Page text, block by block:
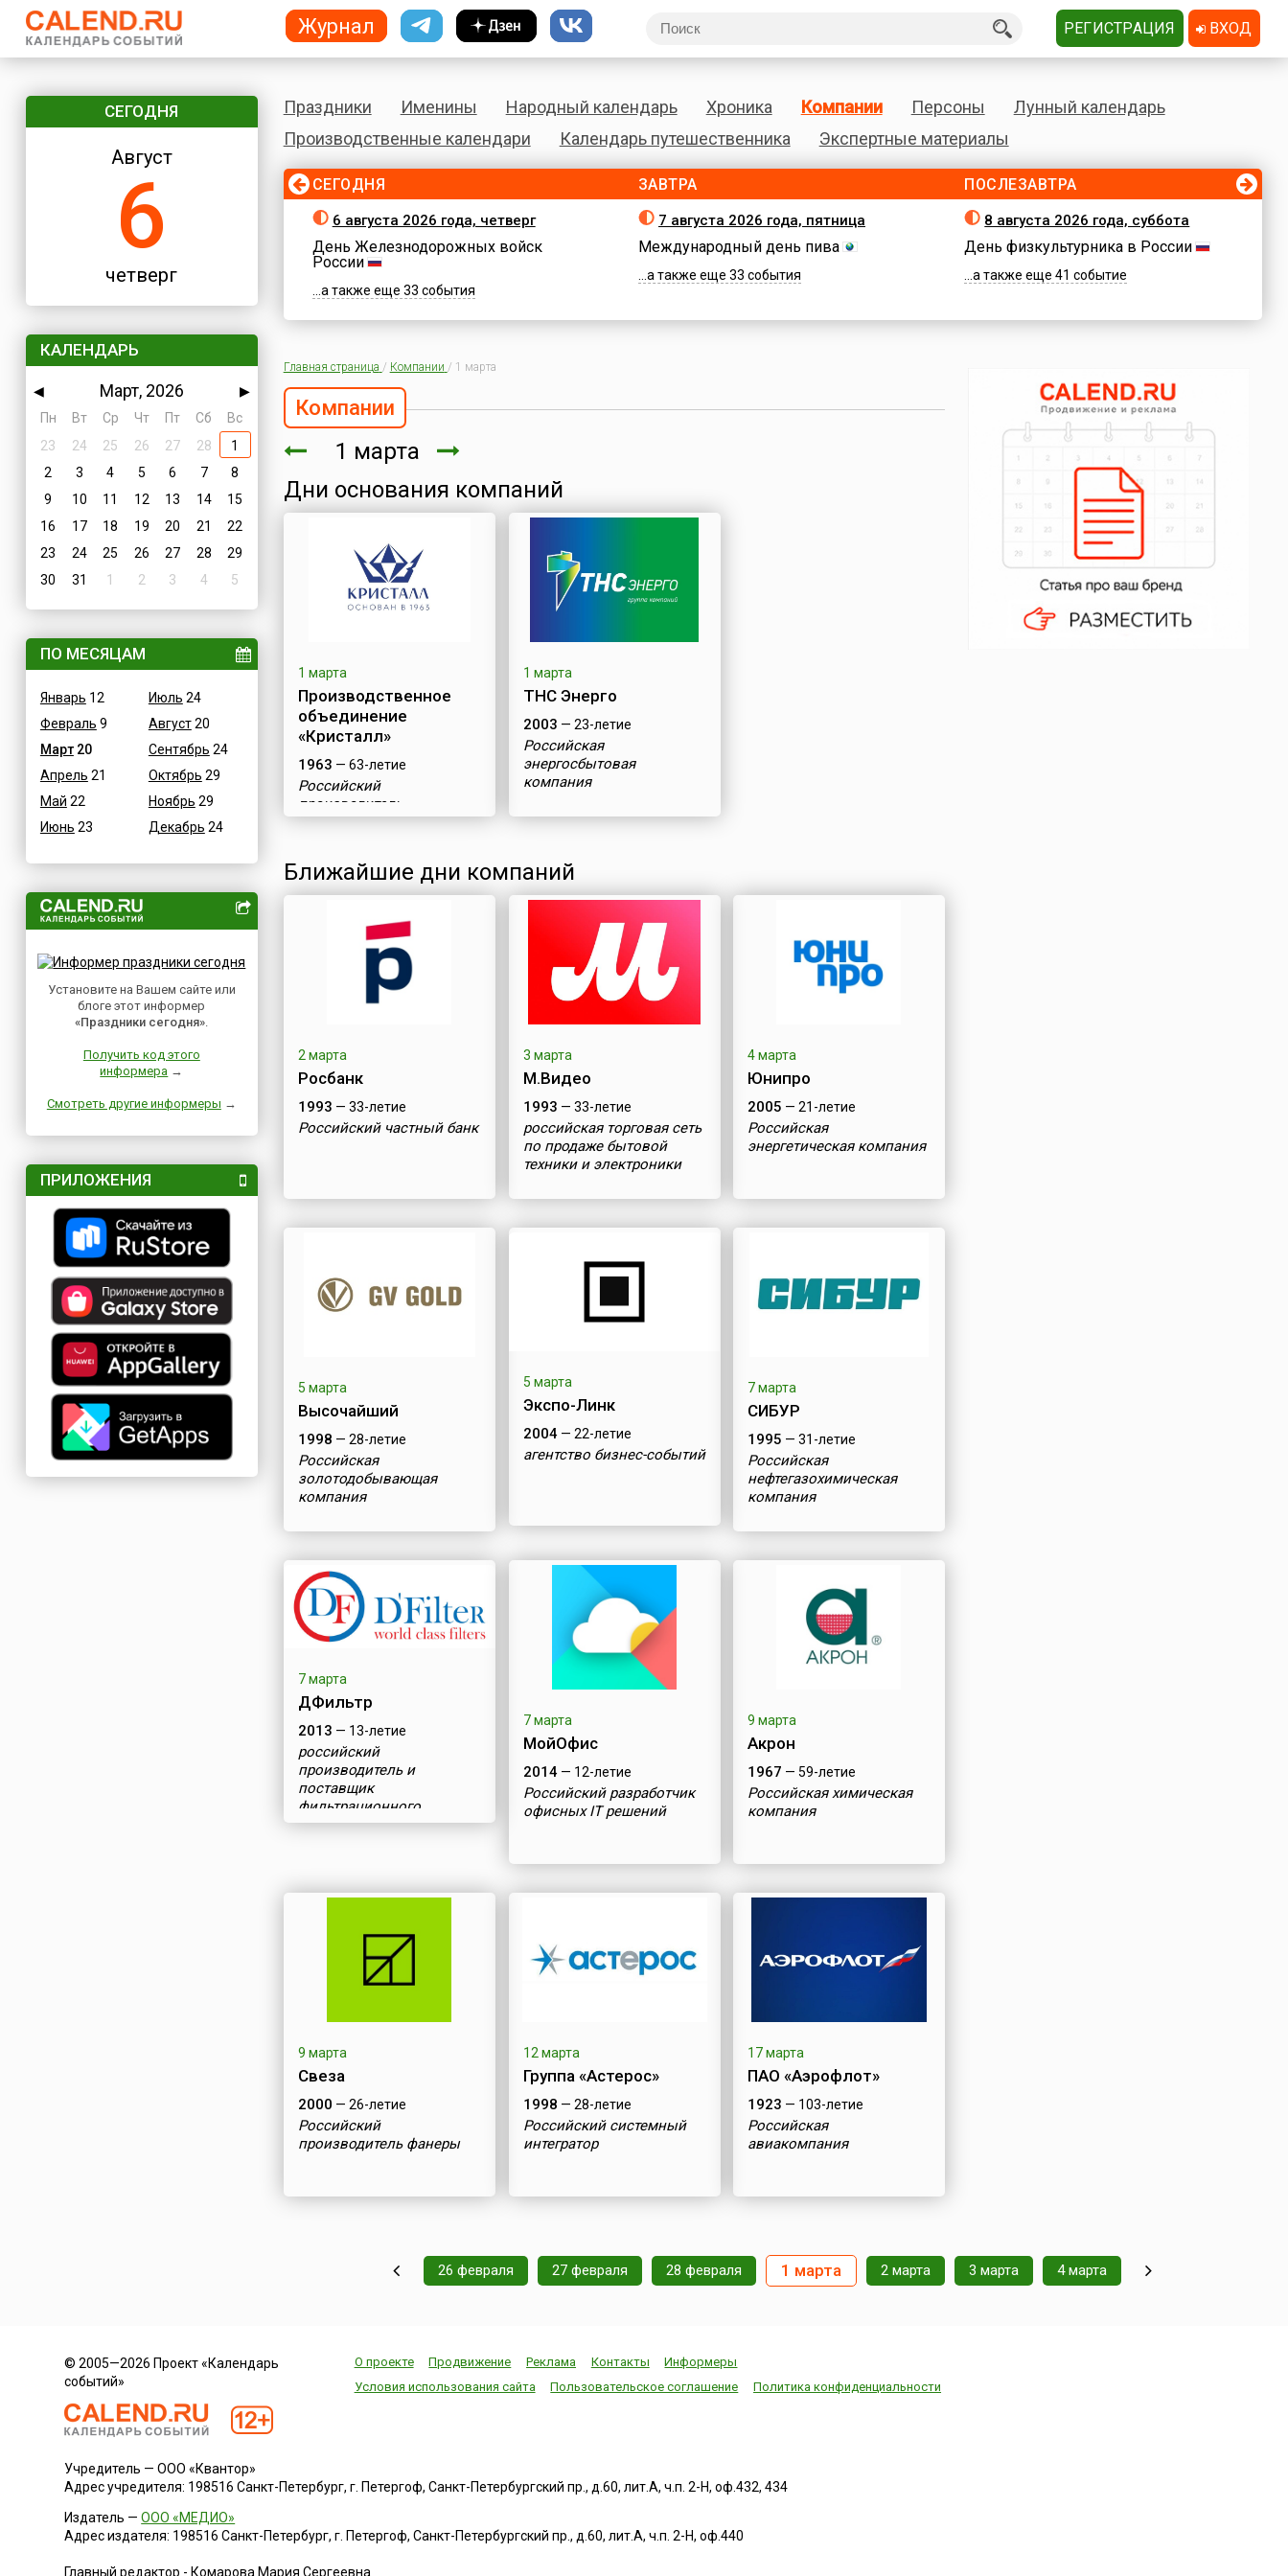
СЕГОДНЯ
Август
6
четверг
КАЛЕНДАРЬ
◀ Март, 2026
▶
Пн
Вт Ср Чт Пт Сб
Вс
23
24 25 26 27 28
1
2
3 4 5 6 7
8
9
10 11 12 13 14
15
16
17 18 19 20 21
22
23
24 25 26 27 28
29
30
31 1 2 3 4 5
ПО МЕСЯЦАМ
Январь 12
Февраль 9
Март20
Апрель 21
Май 22
Июнь 23
Июль 24
Август20
Сентябрь 24
Октябрь 29
Ноябрь 29
Декабрь 24
Установите на Вашем сайте или
блоге этот информер
«Праздники сегодня».
Получить код этого
информера →
Смотреть другие информеры →
ПРИЛОЖЕНИЯ
Праздники Именины Народный календарь Хроника Компании Персоны
Лунный календарь
Производственные календари
Календарь путешественника Экспертные материалы
СЕГОДНЯ
6 августа 2026 года, четверг
День Железнодорожных войск
России
...а также еще 33 события
ЗАВТРА
7 августа 2026 года, пятница
Международный день пива
...а также еще 33 события
ПОСЛЕЗАВТРА
8 августа 2026 года, суббота
День физкультурника в России
...а также еще 41 событие
Главная страница / Компании / 1 марта
Компании
1 марта
Дни основания компаний
1 марта
Производственное
объединение
«Кристалл»
1963 — 63-летие
Российский
производитель
бриллиантов
1 марта
ТНС Энерго
2003 — 23-летие
Российская
энергосбытовая
компания
Ближайшие дни компаний
2 марта
Росбанк
1993 — 33-летие
Российский частный банк
3 марта
М.Видео
1993 — 33-летие
российская торговая сеть
по продаже бытовой
техники и электроники
4 марта
Юнипро
2005 — 21-летие
Российская
энергетическая компания
5 марта
Высочайший
1998 — 28-летие
Российская
золотодобывающая
компания
5 марта
Экспо-Линк
2004— 22-летие
агентство бизнес-событий
7 марта
СИБУР
1995 — 31-летие
Российская
нефтегазохимическая
компания
7 марта
ДФильтр
2013 — 13-летие
российский
производитель и
поставщик
фильтрационного
оборудования и
7 марта
МойОфис
2014— 12-летие
Российский разработчик
офисных IT решений
9 марта
Акрон
1967 — 59-летие
Российская химическая
компания
9 марта
Свеза
2000 — 26-летие
Российский
производитель фанеры
12 марта
Группа «Астерос»
1998 — 28-летие
Российский системный
интегратор
17 марта
ПАО «Аэрофлот»
1923 — 103-летие
Российская
авиакомпания
26 февраля 27 февраля 28 февраля 1 марта 2 марта 3 марта 4 марта
© 2005—2026 Проект «Календарь
событий»
О проекте Продвижение Реклама Контакты
Информеры
Условия использования сайта
Пользовательское соглашение Политика конфиденциальности
Учредитель — ООО «Квантор»
Адрес учредителя: 198516 Санкт-Петербург, г. Петергоф, Санкт-Петербургский пр., д.60, лит.А, ч.п. 2-Н, оф.432, 434
Издатель —ООО «МЕДИО»
Адрес издателя: 198516 Санкт-Петербург, г. Петергоф, Санкт-Петербургский пр., д.60, лит.А, ч.п. 2-Н, оф.440
Главный редактор - Комарова Мария Сергеевна
Журнал РЕГИСТРАЦИЯ ВХОД